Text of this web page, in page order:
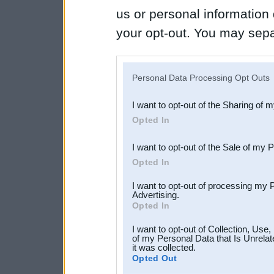
us or personal
your opt-out. You may
Downstream Participants
third parties.
Personal Data Processing Opt Outs
I want to opt-out of the Sharing of
Opted In
I want to opt-out of the Sale of my
Opted In
I want to opt-out of processing my
Advertising.
Opted In
I want to opt-out of Collection,
of my Personal Data that Is
it was collected.
Opted Out